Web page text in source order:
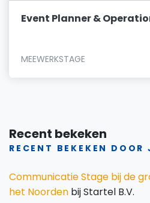
Event Planner &
MEEWERKSTAGE
Recent bekeken
RECENT BEKEKEN DOOR
Communicatie Stage bij de
het Noorden bij Startel B.V.